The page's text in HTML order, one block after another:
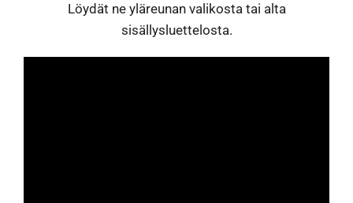
Löydät ne yläreunan valikosta tai alta
sisällysluettelosta.